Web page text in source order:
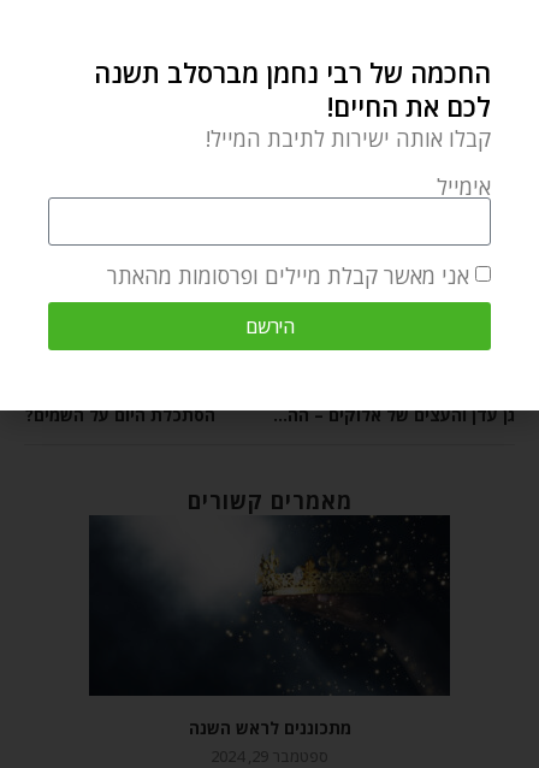
0 תגובות
DAVY DOMBROWSKY
גן עדן והעצים של אלוקים – ההצגה המתמשכת של חיינו
הסתכלת היום על השמים?
מאמרים קשורים
מתכוננים לראש השנה
ספטמבר 29, 2024
החכמה של רבי נחמן מברסלב תשנה
לכם את החיים!
קבלו אותה ישירות לתיבת המייל!
אימייל
אני מאשר קבלת מיילים ופרסומות מהאתר
הירשם